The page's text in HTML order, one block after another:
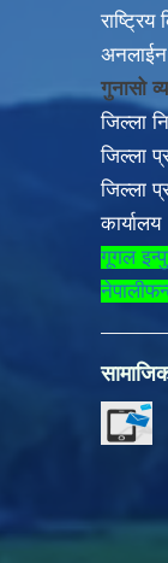
गरौँ |
अनलाईन
गुनासो
जिल्ला
जिल्ला
जिल्ला
कार्यालय
गूगल